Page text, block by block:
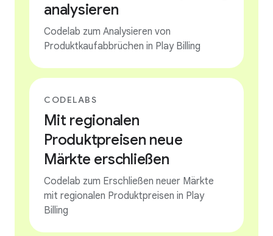
analysieren
Codelab zum Analysieren von
Produktkaufabbrüchen in Play Billing
CODELABS
Mit regionalen
Produktpreisen neue
Märkte erschließen
Codelab zum Erschließen neuer Märkte
mit regionalen Produktpreisen in Play
Billing